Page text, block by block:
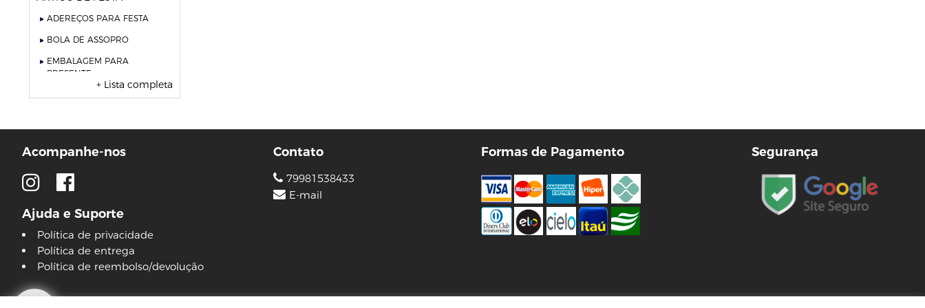
ADEREÇOS PARA FESTA
BOLA DE ASSOPRO
EMBALAGEM PARA
PRESENTE
vela numéricas
BEBIDAS
ÁGUA
SUCO
BELEZA E PERFUMARIA
COLORAÇÃO DE CABELO
+ Lista completa
Acompanhe-nos
Ajuda e Suporte
Política de privacidade
Política de entrega
Política de reembolso/devolução
Contato
79981538433
E-mail
Formas de Pagamento Segurança